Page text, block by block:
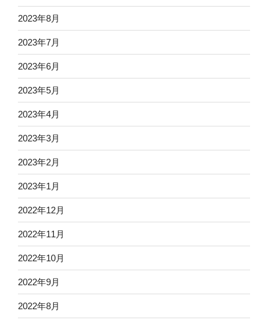
2023年8月
2023年7月
2023年6月
2023年5月
2023年4月
2023年3月
2023年2月
2023年1月
2022年12月
2022年11月
2022年10月
2022年9月
2022年8月